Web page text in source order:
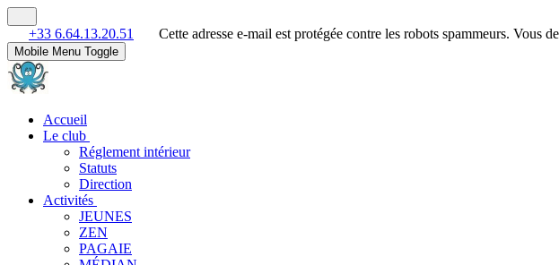
+33 6.64.13.20.51 Cette adresse e-mail est protégée contre les robots spammeurs. Vous
Mobile Menu Toggle
Accueil
Le club
Réglement intérieur
Statuts
Direction
Activités
JEUNES
ZEN
PAGAIE